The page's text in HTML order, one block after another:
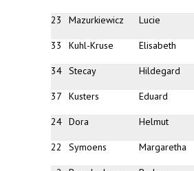
23 Mazurkiewicz Lucie
33 Kuhl-Kruse Elisabeth
34 Stecay Hildegard
37 Kusters Eduard
24 Dora Helmut
22 Symoens Margaretha